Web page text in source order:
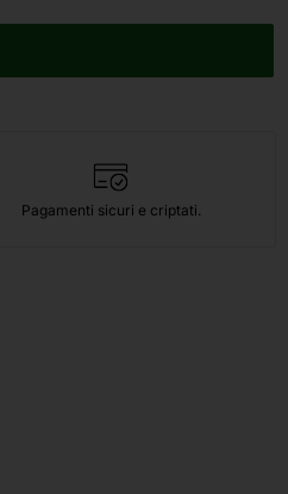
Pagamenti sicuri e criptati.